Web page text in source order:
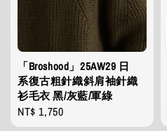
「Broshood」25AW29 日
系復古粗針織斜肩袖針織
衫毛衣 黑/灰藍/軍綠
Regular
price
NT$ 1,750